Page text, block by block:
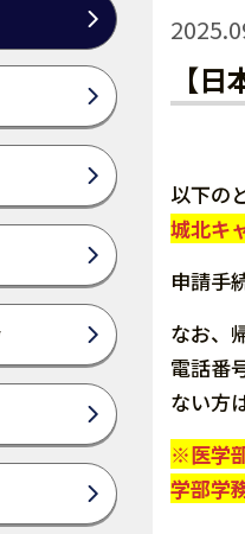
【
以下の
城北キ
申請手
なお、
電話番
ない方
※医学
学部学